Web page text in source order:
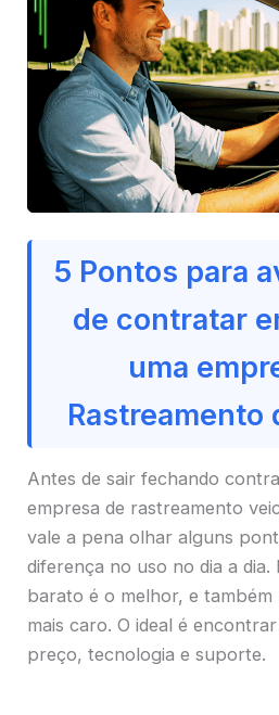
5 Pontos para
de contratar
uma
Rastreamento
Antes de sair fechando
empresa de rastreamento
vale a pena olhar alguns
diferença no uso no dia a dia.
barato é o melhor, e também
mais caro. O ideal é
preço, tecnologia e suporte.